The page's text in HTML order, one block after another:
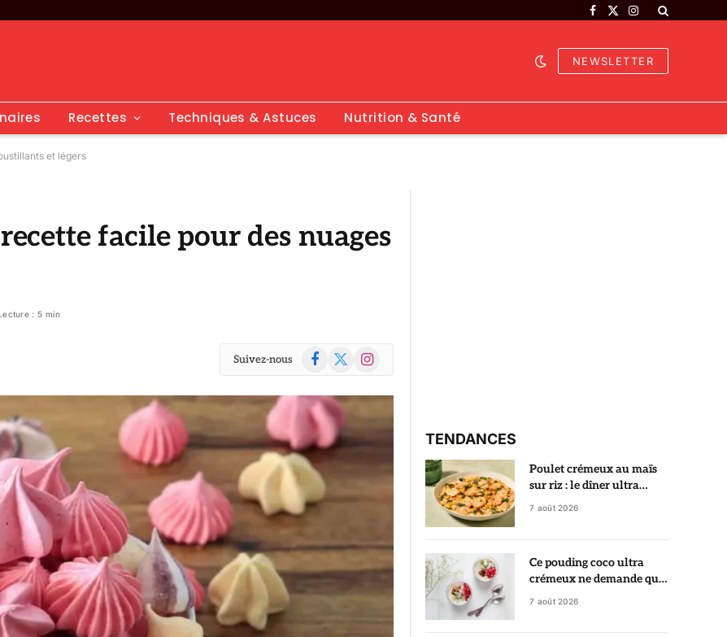
Facebook
X
Instagram
NEWSLETTER
Recettes Techniques & Astuces Nutrition & Santé
et légers
facile pour des nuages
: 5 min
Suivez-nous Facebook
X
Instagram
TENDANCES
Poulet crémeux au maïs
sur riz : le dîner ultra
gourmand prêt en 35
7 août 2026
Ce pouding coco ultra
crémeux ne demande que
5 minutes de préparation
7 août 2026